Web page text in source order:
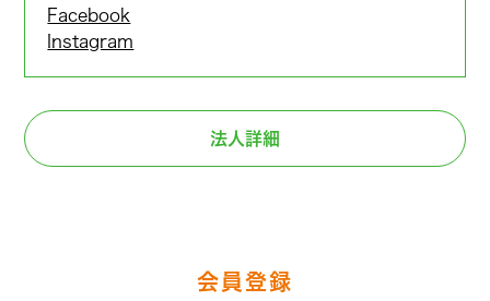
Facebook
Instagram
法人詳細
会員登録